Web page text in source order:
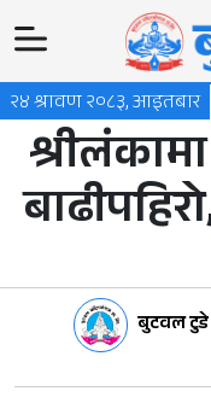
२४ श्रावण २०८३, आइतबार
बुटवल टुडे